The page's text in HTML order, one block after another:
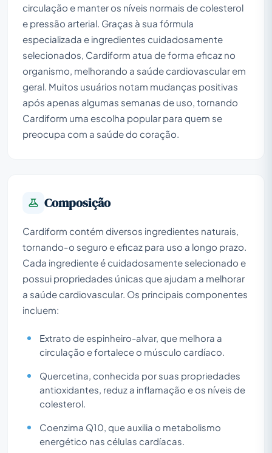
circulação e manter os níveis normais de colesterol
e pressão arterial. Graças à sua fórmula
especializada e ingredientes cuidadosamente
selecionados, Cardiform atua de forma eficaz no
organismo, melhorando a saúde cardiovascular em
geral. Muitos usuários notam mudanças positivas
após apenas algumas semanas de uso, tornando
Cardiform uma escolha popular para quem se
preocupa com a saúde do coração.
Composição
Cardiform contém diversos ingredientes naturais,
tornando-o seguro e eficaz para uso a longo prazo.
Cada ingrediente é cuidadosamente selecionado e
possui propriedades únicas que ajudam a melhorar
a saúde cardiovascular. Os principais componentes
incluem:
Extrato de espinheiro-alvar, que melhora a
circulação e fortalece o músculo cardíaco.
Quercetina, conhecida por suas propriedades
antioxidantes, reduz a inflamação e os níveis de
colesterol.
Coenzima Q10, que auxilia o metabolismo
energético nas células cardíacas.